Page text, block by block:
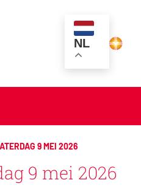
NL
9 MEI 2026
9 mei 2026